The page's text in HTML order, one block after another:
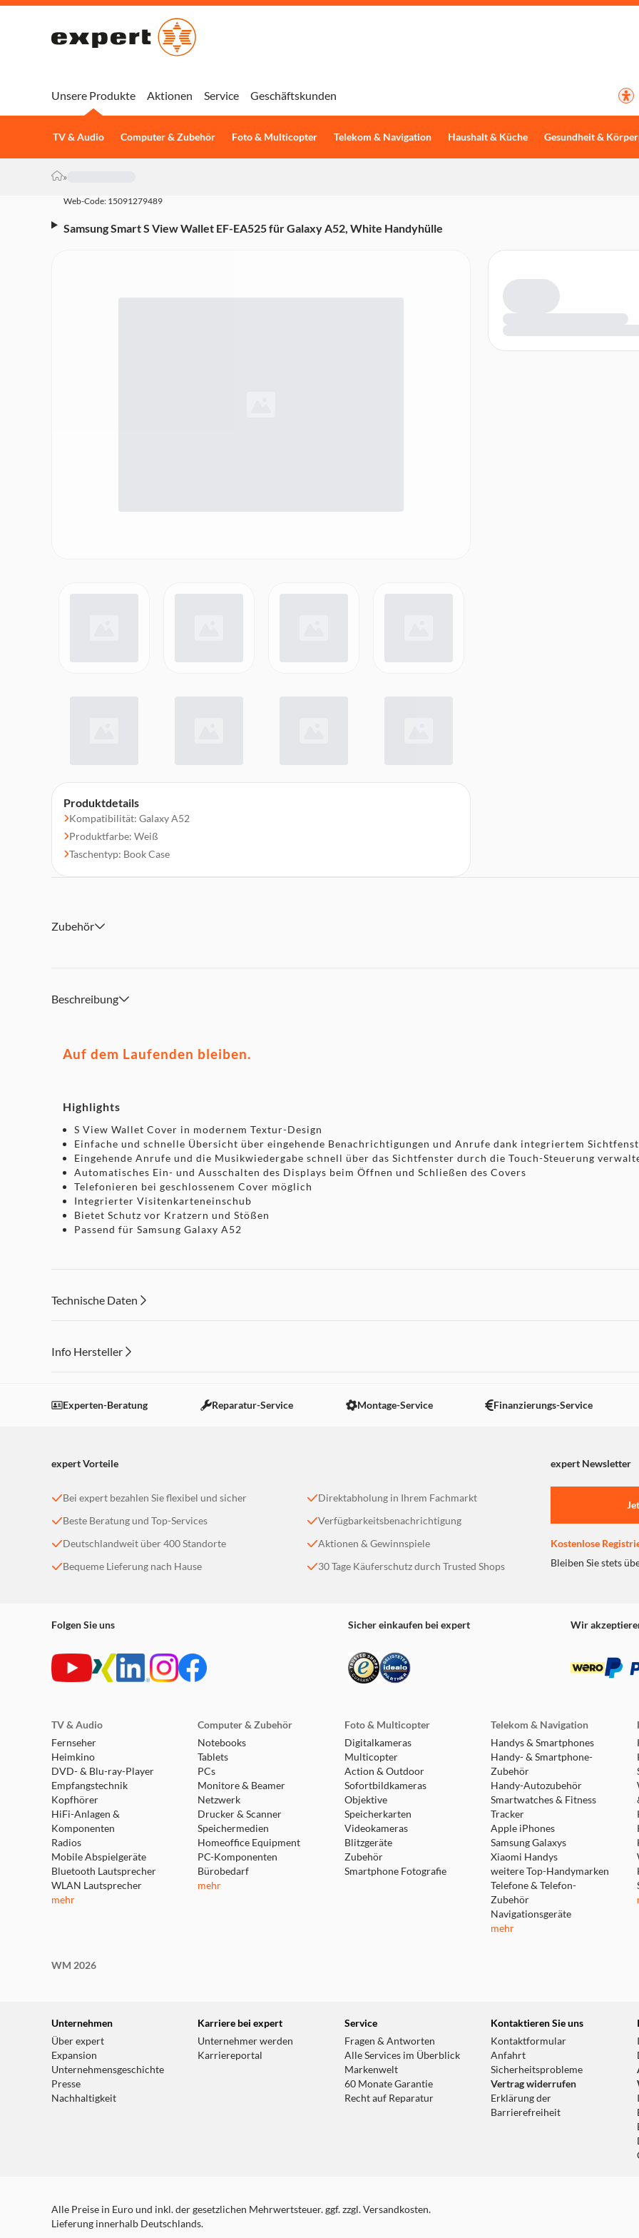
Unsere Produkte
TV & Audio Computer & Zubehör Foto & Multicopter Telekom & Navigation Haushalt & Küche Gesundheit &
Aktionen Service Geschäftskunden
»
Web-Code: 15091279489
Samsung Smart S View Wallet EF-EA525 für Galaxy A52, White Handyhülle
Produktdetails
Kompatibilität: Galaxy A52
Produktfarbe: Weiß
Taschentyp: Book Case
Zubehör
Beschreibung
Auf dem Laufenden bleiben.
Highlights
S View Wallet Cover in modernem Textur-Design
Einfache und schnelle Übersicht über eingehende Benachrichtigungen und Anrufe dank integriertem
Eingehende Anrufe und die Musikwiedergabe schnell über das Sichtfenster durch die Touch-Steuerung
Automatisches Ein- und Ausschalten des Displays beim Öffnen und Schließen des Covers
Telefonieren bei geschlossenem Cover möglich
Integrierter Visitenkarteneinschub
Bietet Schutz vor Kratzern und Stößen
Passend für Samsung Galaxy A52
Technische Daten
Info Hersteller
Einstellungen anpassen
Experten-Beratung Reparatur-Service Montage-Service Finanzierungs-Service
expert Vorteile expert Newsletter
Bei expert bezahlen Sie flexibel und sicher
Beste Beratung und Top-Services
Deutschlandweit über 400 Standorte
Bequeme Lieferung nach Hause
Direktabholung in Ihrem Fachmarkt
Verfügbarkeitsbenachrichtigung
Aktionen & Gewinnspiele
30 Tage Käuferschutz durch Trusted Shops
Kostenlose
Bleiben Sie stets
Folgen Sie uns Sicher einkaufen bei expert Wir
TV & Audio
Fernseher
Heimkino
DVD- & Blu-ray-Player
Empfangstechnik
Kopfhörer
HiFi-Anlagen &
Komponenten
Radios
Mobile Abspielgeräte
Bluetooth Lautsprecher
WLAN Lautsprecher
mehr
Computer & Zubehör
Notebooks
Tablets
PCs
Monitore & Beamer
Netzwerk
Drucker & Scanner
Speichermedien
Homeoffice Equipment
PC-Komponenten
Bürobedarf
mehr
Foto & Multicopter
Digitalkameras
Multicopter
Action & Outdoor
Sofortbildkameras
Objektive
Speicherkarten
Videokameras
Blitzgeräte
Zubehör
Smartphone Fotografie
Telekom & Navigation
Handys & Smartphones
Handy- & Smartphone-
Zubehör
Handy-Autozubehör
Smartwatches & Fitness
Tracker
Apple iPhones
Samsung Galaxys
Xiaomi Handys
weitere Top-Handymarken
Telefone & Telefon-
Zubehör
Navigationsgeräte
mehr
WM 2026
Unternehmen
Über expert
Expansion
Unternehmensgeschichte
Presse
Nachhaltigkeit
Karriere bei expert
Unternehmer werden
Karriereportal
Service
Fragen & Antworten
Alle Services im Überblick
Markenwelt
60 Monate Garantie
Recht auf Reparatur
Kontaktieren Sie uns
Kontaktformular
Anfahrt
Sicherheitsprobleme
Vertrag widerrufen
Erklärung der
Barrierefreiheit
Alle Preise in Euro und inkl. der gesetzlichen Mehrwertsteuer. ggf. zzgl. Versandkosten.
Lieferung innerhalb Deutschlands.